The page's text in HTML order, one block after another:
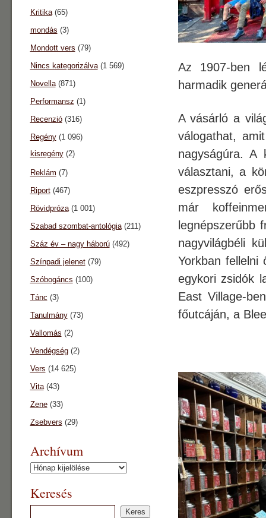
Az 1907-ben
harmadik
A vásárló a
válogathat,
nagyságúra. A
választani, a
eszpresszó
már
legnépszerűbb
nagyvilágbéli
Yorkban
egykori zsidók
East Village-
főutcáján, a
Kritika(65)
mondás (3)
Mondott vers (79)
Nincs kategorizálva(1 569)
Novella(871)
Performansz (1)
Recenzió(316)
Regény(1 096)
kisregény(2)
Reklám (7)
Riport(467)
Rövidpróza(1 001)
Szabad szombat-antológia(211)
Száz év – nagy háború(492)
Színpadi jelenet(79)
Szóbogáncs (100)
Tánc (3)
Tanulmány(73)
Vallomás (2)
Vendégség(2)
Vers (14 625)
Vita(43)
Zene(33)
Zsebvers (29)
Archívum
Archívum
Keresés